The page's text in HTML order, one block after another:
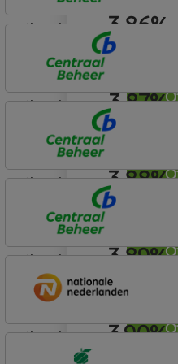
3,86%
lineair
3,87%
Centraal Beheer
Leef Hypotheek
lineair
3,88%
Centraal Beheer
Leef Hypotheek
lineair
3,89%
Centraal Beheer
Leef Hypotheek
lineair
3,90%
Leef Hypotheek
lineair
Nationale-